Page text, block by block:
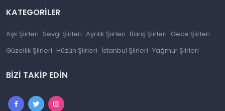
KATEGORILER
Aşk Şiirleri Sevgi Şiirleri Ayrılık Şiirleri Barış Şiirleri Gece Şiirleri
Güzellik Şiirleri Hüzün Şiirleri İstanbul Şiirleri Yağmur Şiirleri
BIZI TAKIP EDIN